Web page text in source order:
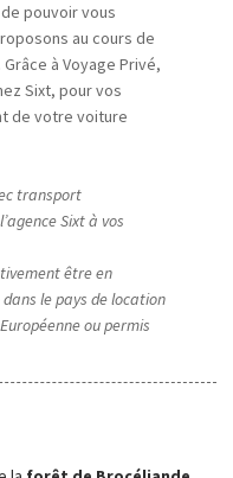
pouvoir vous
au cours de
à Voyage Privé,
Sixt, pour vos
de votre voiture
transport
Sixt à vos
être en
dans le pays de location
ou permis